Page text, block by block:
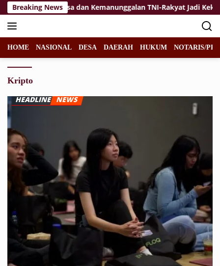
Langsung
ke
konten
Breaking News
Jiwa Korsa dan Kemanunggalan TNI-Rakyat Jadi
HOME NASIONAL DESA DAERAH HUKUM NOTARIS/
Kripto